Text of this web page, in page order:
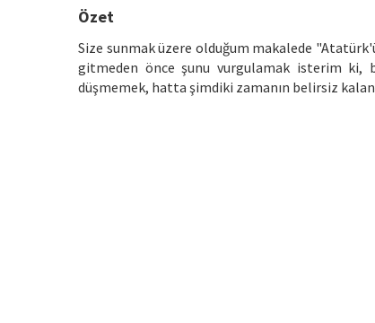
Özet
Size sunmak üzere olduğum makalede
gitmeden önce şunu vurgulamak isterim ki,
düşmemek, hatta şimdiki zamanın belirsiz